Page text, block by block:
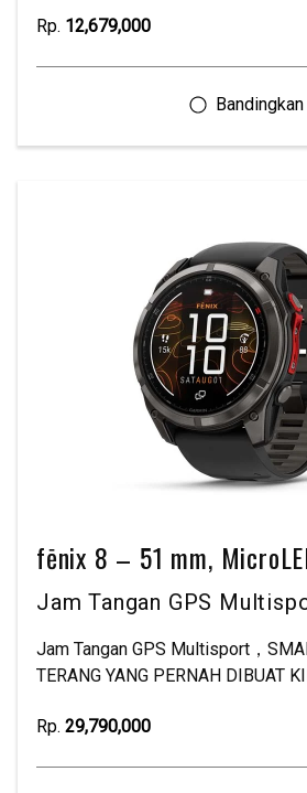
Rp. 12,679,000
fēnix 8 – 51 mm,
Jam Tangan GPS
Jam Tangan GPS Multisport，
TERANG YANG PERNAH DIBUAT
Rp. 29,790,000